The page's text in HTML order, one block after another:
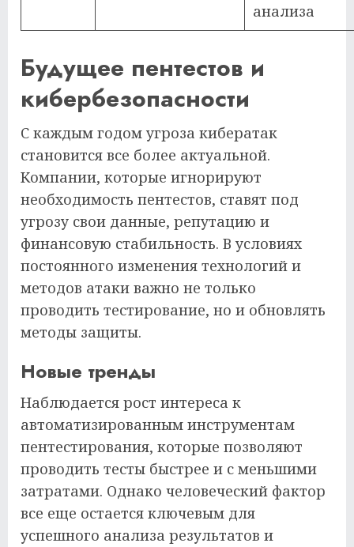
анализа
Будущее пентестов и
кибербезопасности
С каждым годом угроза кибератак
становится все более актуальной.
Компании, которые игнорируют
необходимость пентестов, ставят под
угрозу свои данные, репутацию и
финансовую стабильность. В условиях
постоянного изменения технологий и
методов атаки важно не только
проводить тестирование, но и обновлять
методы защиты.
Новые тренды
Наблюдается рост интереса к
автоматизированным инструментам
пентестирования, которые позволяют
проводить тесты быстрее и с меньшими
затратами. Однако человеческий фактор
все еще остается ключевым для
успешного анализа результатов и